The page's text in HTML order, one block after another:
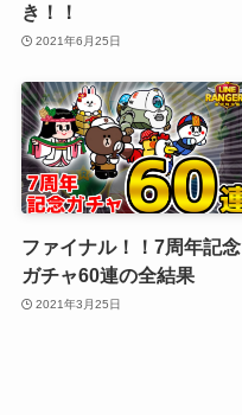
き！！
2021年6月25日
ファイナル！！7周年記念
ガチャ60連の全結果
2021年3月25日